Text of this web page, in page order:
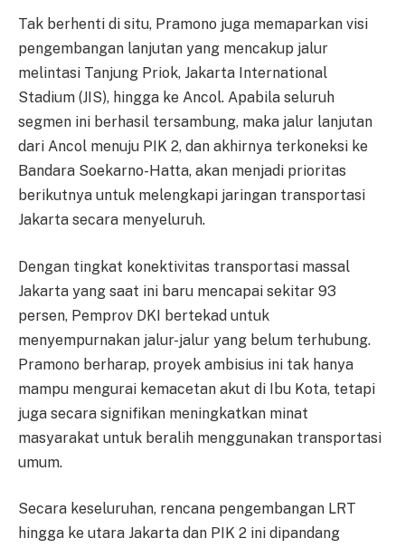
Tak berhenti di situ, Pramono juga memaparkan visi
pengembangan lanjutan yang mencakup jalur
melintasi Tanjung Priok, Jakarta International
Stadium (JIS), hingga ke Ancol. Apabila seluruh
segmen ini berhasil tersambung, maka jalur lanjutan
dari Ancol menuju PIK 2, dan akhirnya terkoneksi ke
Bandara Soekarno-Hatta, akan menjadi prioritas
berikutnya untuk melengkapi jaringan transportasi
Jakarta secara menyeluruh.
Dengan tingkat konektivitas transportasi massal
Jakarta yang saat ini baru mencapai sekitar 93
persen, Pemprov DKI bertekad untuk
menyempurnakan jalur-jalur yang belum terhubung.
Pramono berharap, proyek ambisius ini tak hanya
mampu mengurai kemacetan akut di Ibu Kota, tetapi
juga secara signifikan meningkatkan minat
masyarakat untuk beralih menggunakan transportasi
umum.
Secara keseluruhan, rencana pengembangan LRT
hingga ke utara Jakarta dan PIK 2 ini dipandang